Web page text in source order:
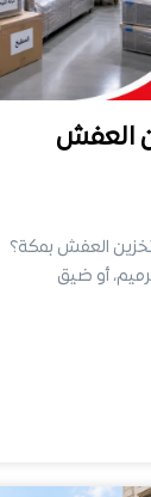
العفش
العفش بمكة؟
أو ضيق